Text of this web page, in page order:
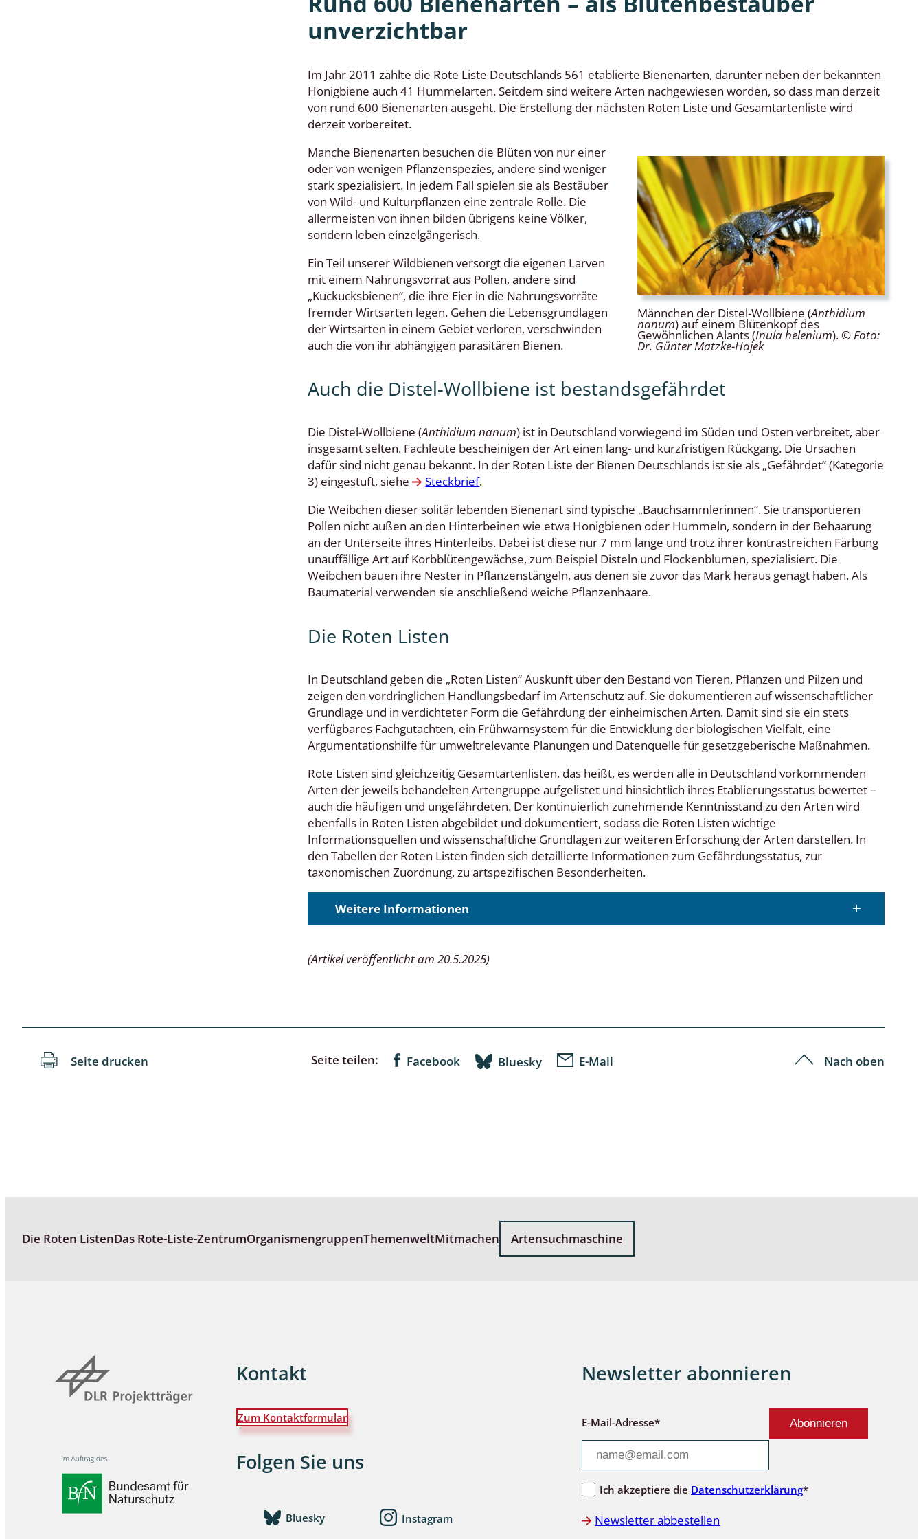
Dunkelmücken
Eulenfalter, Trägspinner, Graueulchen
Fransenflügler
Heuschrecken
Hundertfüßer, Doppelfüßer
Köcherfliegen
Kurzflüglerartige, Stutzkäferartige,
landbewohnende Kolbenwasserkäfer,
Ufer-Kugelkäfer
Langbein-, Tanz-, Rennraubfliegen
Netzflüglerartige
Pflanzenwespen
Pseudoskorpione
Raubfliegen
Regenwürmer
Schmetterlingsmücken
Schwebfliegen
Spanner, Eulenspinner, Sichelflügler
Spinnerartige Falter
Steinfliegen
Tagfalter, Widderchen
Tastermücken
Teredilia und Heteromera
unverzichtbar
Im Jahr 2011 zählte die Rote Liste Deutschlands 561 etablierte Bienenarten, darunter neben der bekannten
Honigbiene auch 41 Hummelarten. Seitdem sind weitere Arten nachgewiesen worden, so dass man derzeit
von rund 600 Bienenarten ausgeht. Die Erstellung der nächsten Roten Liste und Gesamtartenliste wird
derzeit vorbereitet.
Männchen der Distel-Wollbiene (Anthidium
nanum) auf einem Blütenkopf des
Gewöhnlichen Alants (Inula helenium).© Foto:
Dr. Günter Matzke-Hajek
Manche Bienenarten besuchen die Blüten von nur einer
oder von wenigen Pflanzenspezies, andere sind weniger
stark spezialisiert. In jedem Fall spielen sie als Bestäuber
von Wild- und Kulturpflanzen eine zentrale Rolle. Die
allermeisten von ihnen bilden übrigens keine Völker,
sondern leben einzelgängerisch.
Ein Teil unserer Wildbienen versorgt die eigenen Larven
mit einem Nahrungsvorrat aus Pollen, andere sind
„Kuckucksbienen“, die ihre Eier in die Nahrungsvorräte
fremder Wirtsarten legen. Gehen die Lebensgrundlagen
der Wirtsarten in einem Gebiet verloren, verschwinden
auch die von ihr abhängigen parasitären Bienen.
Auch die Distel-Wollbiene ist bestandsgefährdet
Die Distel-Wollbiene (Anthidium nanum) ist in Deutschland vorwiegend im Süden und Osten verbreitet, aber
insgesamt selten. Fachleute bescheinigen der Art einen lang- und kurzfristigen Rückgang. Die Ursachen
dafür sind nicht genau bekannt. In der Roten Liste der Bienen Deutschlands ist sie als „Gefährdet“ (Kategorie
3) eingestuft, siehe
Steckbrief.
Die Weibchen dieser solitär lebenden Bienenart sind typische „Bauchsammlerinnen“. Sie transportieren
Pollen nicht außen an den Hinterbeinen wie etwa Honigbienen oder Hummeln, sondern in der Behaarung
an der Unterseite ihres Hinterleibs. Dabei ist diese nur 7 mm lange und trotz ihrer kontrastreichen Färbung
unauffällige Art auf Korbblütengewächse, zum Beispiel Disteln und Flockenblumen, spezialisiert. Die
Weibchen bauen ihre Nester in Pflanzenstängeln, aus denen sie zuvor das Mark heraus genagt haben. Als
Baumaterial verwenden sie anschließend weiche Pflanzenhaare.
Die Roten Listen
In Deutschland geben die „Roten Listen“ Auskunft über den Bestand von Tieren, Pflanzen und Pilzen und
zeigen den vordringlichen Handlungsbedarf im Artenschutz auf. Sie dokumentieren auf wissenschaftlicher
Grundlage und in verdichteter Form die Gefährdung der einheimischen Arten. Damit sind sie ein stets
verfügbares Fachgutachten, ein Frühwarnsystem für die Entwicklung der biologischen Vielfalt, eine
Argumentationshilfe für umweltrelevante Planungen und Datenquelle für gesetzgeberische Maßnahmen.
Rote Listen sind gleichzeitig Gesamtartenlisten, das heißt, es werden alle in Deutschland vorkommenden
Arten der jeweils behandelten Artengruppe aufgelistet und hinsichtlich ihres Etablierungsstatus bewertet –
auch die häufigen und ungefährdeten. Der kontinuierlich zunehmende Kenntnisstand zu den Arten wird
ebenfalls in Roten Listen abgebildet und dokumentiert, sodass die Roten Listen wichtige
Informationsquellen und wissenschaftliche Grundlagen zur weiteren Erforschung der Arten darstellen. In
den Tabellen der Roten Listen finden sich detaillierte Informationen zum Gefährdungsstatus, zur
taxonomischen Zuordnung, zu artspezifischen Besonderheiten.
Weitere Informationen
(Artikel veröffentlicht am 20.5.2025)
Seite drucken Seite teilen: Facebook Bluesky E-Mail Nach oben
Die Roten ListenDas Rote-Liste-ZentrumOrganismengruppenThemenweltMitmachen Artensuchmaschine
Kontakt
Zum Kontaktformular
Folgen Sie uns
Bluesky Instagram
Newsletter abonnieren
E-Mail-Adresse*
Ich akzeptiere die Datenschutzerklärung*
Newsletter abbestellen